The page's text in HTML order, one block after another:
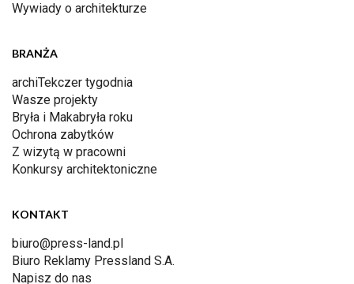
Wywiady o architekturze
BRANŻA
archiTekczer tygodnia
Wasze projekty
Bryła i Makabryła roku
Ochrona zabytków
Z wizytą w pracowni
Konkursy architektoniczne
KONTAKT
biuro@press-land.pl
Biuro Reklamy Pressland S.A.
Napisz do nas